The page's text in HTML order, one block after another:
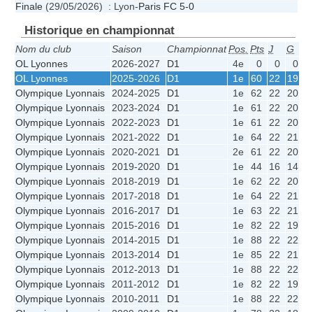
Finale (29/05/2026) : Lyon-Paris FC 5-0
Historique en championnat
Nom du club Saison ChampionnatPos. Pts J G
OL Lyonnes
2026-2027 D1 4e 0 0 0
OL Lyonnes
2025-2026 D1 1e 60 22 19
Olympique Lyonnais
2024-2025 D1 1e 62 22 20
Olympique Lyonnais
2023-2024 D1 1e 61 22 20
Olympique Lyonnais
2022-2023 D1 1e 61 22 20
Olympique Lyonnais
2021-2022 D1 1e 64 22 21
Olympique Lyonnais
2020-2021 D1 2e 61 22 20
Olympique Lyonnais
2019-2020 D1 1e 44 16 14
Olympique Lyonnais
2018-2019 D1 1e 62 22 20
Olympique Lyonnais
2017-2018 D1 1e 64 22 21
Olympique Lyonnais
2016-2017 D1 1e 63 22 21
Olympique Lyonnais
2015-2016 D1 1e 82 22 19
Olympique Lyonnais
2014-2015 D1 1e 88 22 22
Olympique Lyonnais
2013-2014 D1 1e 85 22 21
Olympique Lyonnais
2012-2013 D1 1e 88 22 22
Olympique Lyonnais
2011-2012 D1 1e 82 22 19
Olympique Lyonnais
2010-2011 D1 1e 88 22 22